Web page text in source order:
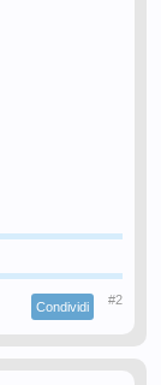
Condividi #2